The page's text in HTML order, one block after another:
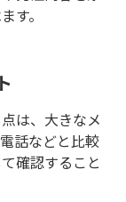
す。
は、大きなメ
話などと比較
確認すること